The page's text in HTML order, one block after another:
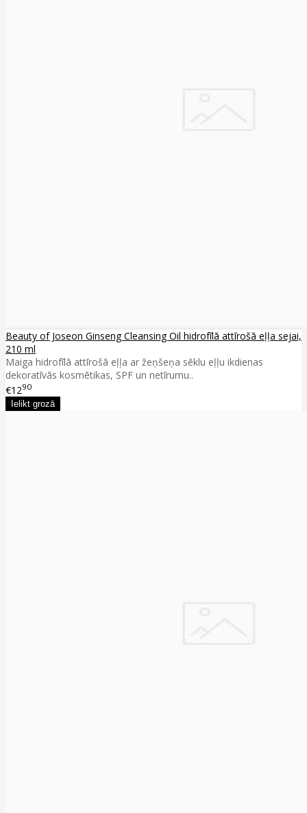
Beauty of Joseon Ginseng Cleansing Oil hidrofīlā attīrošā eļļa sejai,
210 ml
Maiga hidrofīlā attīrošā eļļa ar žeņšeņa sēklu eļļu ikdienas
dekoratīvās kosmētikas, SPF un netīrumu..
€1290